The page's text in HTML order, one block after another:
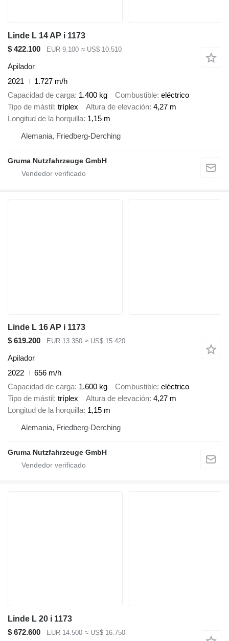
Linde L 14 AP i 1173
$ 422.100
EUR 9.100 ≈ US$ 10.510
Apilador
2021
1.727 m/h
Capacidad de carga 1.400 kg Combustible eléctrico
Tipo de mástil tríplex Altura de elevación 4,27 m
Longitud de la horquilla 1,15 m
Alemania, Friedberg-Derching
Gruma Nutzfahrzeuge GmbH
Linde L 16 AP i 1173
$ 619.200
EUR 13.350 ≈ US$ 15.420
Apilador
2022
656 m/h
Capacidad de carga 1.600 kg Combustible eléctrico
Tipo de mástil tríplex Altura de elevación 4,27 m
Longitud de la horquilla 1,15 m
Alemania, Friedberg-Derching
Gruma Nutzfahrzeuge GmbH
Linde L 20 i 1173
$ 672.600
EUR 14.500 ≈ US$ 16.750